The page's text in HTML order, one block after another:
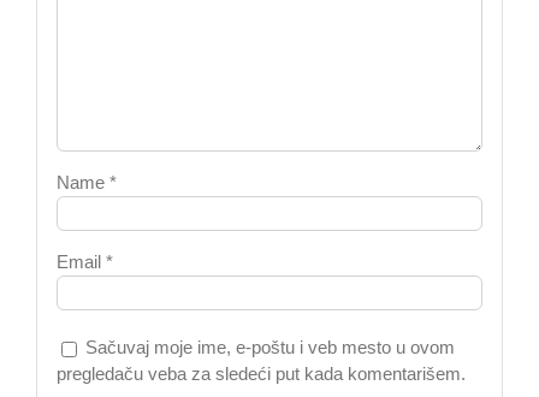
Name *
Email *
Sačuvaj moje ime, e-poštu i veb mesto u ovom
pregledaču veba za sledeći put kada komentarišem.